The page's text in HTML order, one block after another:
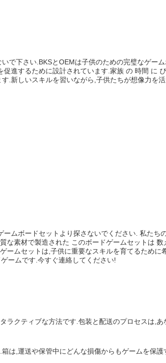
で下さい.BKSとOEMは子供のための完璧なゲー
進するために設計されています.家族 の 時間 に
.新しいスキルを習いながら,子供たちが想像力を
ムボードセットより探さないでください. 私たち
素材で製造された このボードゲームセットは
ムセットは,子供に重要なスキルを育てるため
ームです.今すぐ連絡してください!
クティブな方法です.包装と配送のプロセスは,
は,運送や保管中にどんな損傷からもゲームを保